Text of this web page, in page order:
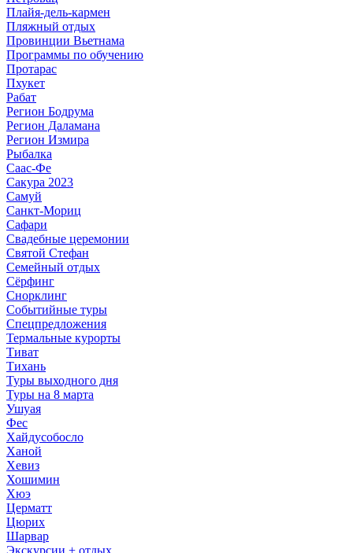
Плайя-дель-кармен
Пляжный отдых
Провинции Вьетнама
Программы по обучению
Протарас
Пхукет
Рабат
Регион Бодрума
Регион Даламана
Регион Измира
Рыбалка
Саас-Фе
Сакура 2023
Самуй
Санкт-Мориц
Сафари
Свадебные церемонии
Святой Стефан
Семейный отдых
Сёрфинг
Снорклинг
Событийные туры
Спецпредложения
Термальные курорты
Тиват
Тихань
Туры выходного дня
Туры на 8 марта
Ушуая
Фес
Хайдусобосло
Ханой
Хевиз
Хошимин
Хюэ
Церматт
Цюрих
Шарвар
Экскурсии + отдых